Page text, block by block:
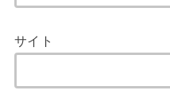
サイト